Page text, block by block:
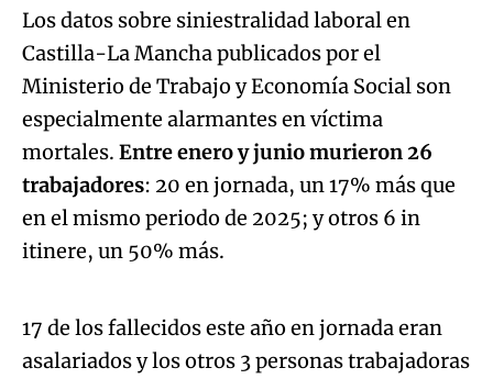
Los datos sobre siniestralidad laboral en
Castilla-La Mancha publicados por el
Ministerio de Trabajo y Economía Social son
especialmente alarmantes en víctima
mortales. Entre enero y junio murieron 26
trabajadores: 20 en jornada, un 17% más que
en el mismo periodo de 2025; y otros 6 in
itinere, un 50% más.Algo salió mal.
Try again
17 de los fallecidos este año en jornada eran
asalariados y los otros 3 personas trabajadoras